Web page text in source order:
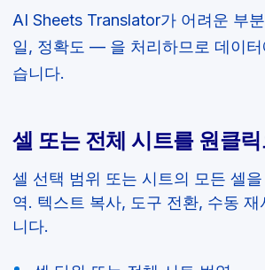
AI Sheets Translator가 어려운 부
일, 정확도 — 을 처리하므로 데이터
습니다.
셀 또는 전체 시트를 원클
셀 선택 범위 또는 시트의 모든 셀
역. 텍스트 복사, 도구 전환, 수동
니다.